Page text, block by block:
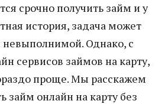
срочно получить займ и у
история, задача может
невыполнимой. Однако, с
сервисов займов на карту,
проще. Мы расскажем
займ онлайн на карту без